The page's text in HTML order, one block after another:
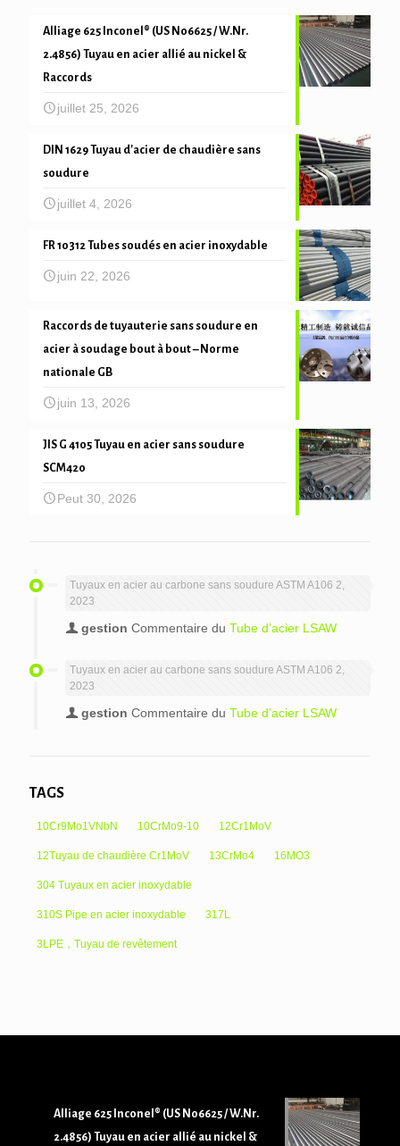
Alliage 625 Inconel® (US N06625 / W.Nr.
2.4856) Tuyau en acier allié au nickel &
Raccords
juillet 25, 2026
DIN 1629 Tuyau d'acier de chaudière sans
soudure
juillet 4, 2026
FR 10312 Tubes soudés en acier inoxydable
juin 22, 2026
Raccords de tuyauterie sans soudure en
acier à soudage bout à bout – Norme
nationale GB
juin 13, 2026
JIS G 4105 Tuyau en acier sans soudure
SCM420
Peut 30, 2026
Tuyaux en acier au carbone sans soudure ASTM A106 2,
2023
gestion Commentaire du Tube d’acier LSAW
Tuyaux en acier au carbone sans soudure ASTM A106 2,
2023
gestion Commentaire du Tube d’acier LSAW
TAGS
10Cr9Mo1VNbN 10CrMo9-10 12Cr1MoV
12Tuyau de chaudière Cr1MoV 13CrMo4 16MO3
304 Tuyaux en acier inoxydable
310S Pipe en acier inoxydable 317L
3LPE，Tuyau de revêtement
Alliage 625 Inconel® (US N06625 / W.Nr.
2.4856) Tuyau en acier allié au nickel &